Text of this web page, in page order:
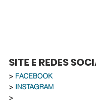
SITE E REDES
> FACEBOOK
> INSTAGRAM